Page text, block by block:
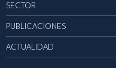
SECTOR
PUBLICACIONES
ACTUALIDAD